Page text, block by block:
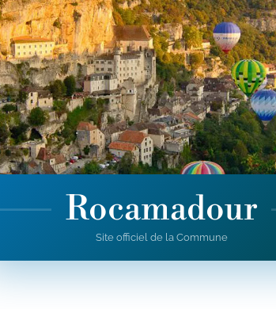
Rocamadour
Site officiel de la Commune